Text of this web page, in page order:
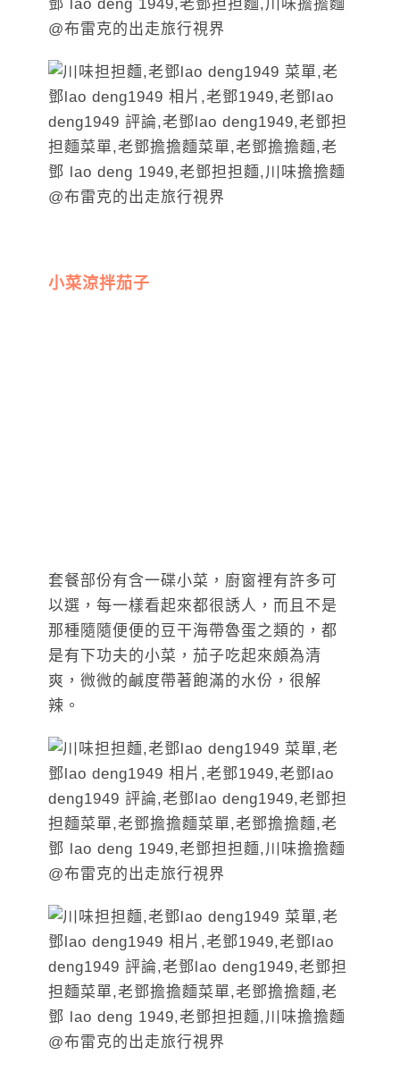
小菜涼拌茄子
套餐部份有含一碟小菜，廚窗裡有許多可
以選，每一樣看起來都很誘人，而且不是
那種隨隨便便的豆干海帶魯蛋之類的，都
是有下功夫的小菜，茄子吃起來頗為清
爽，微微的鹹度帶著飽滿的水份，很解
辣。